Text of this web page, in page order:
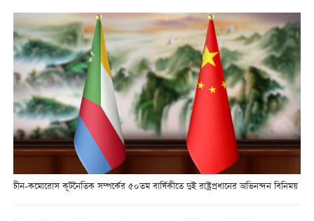
চীন-কমোরোস কূটনৈতিক সম্পর্কের ৫০তম বার্ষিকীতে দুই রাষ্ট্রপ্রধানের অভিনন্দন বিনিময়